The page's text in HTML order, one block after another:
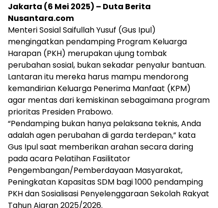
Jakarta (6 Mei 2025) – Duta Berita
Nusantara.com
Menteri Sosial Saifullah Yusuf (Gus Ipul)
mengingatkan pendamping Program Keluarga
Harapan (PKH) merupakan ujung tombak
perubahan sosial, bukan sekadar penyalur bantuan.
Lantaran itu mereka harus mampu mendorong
kemandirian Keluarga Penerima Manfaat (KPM)
agar mentas dari kemiskinan sebagaimana program
prioritas Presiden Prabowo.
“Pendamping bukan hanya pelaksana teknis, Anda
adalah agen perubahan di garda terdepan,” kata
Gus Ipul saat memberikan arahan secara daring
pada acara Pelatihan Fasilitator
Pengembangan/Pemberdayaan Masyarakat,
Peningkatan Kapasitas SDM bagi 1000 pendamping
PKH dan Sosialisasi Penyelenggaraan Sekolah Rakyat
Tahun Ajaran 2025/2026.